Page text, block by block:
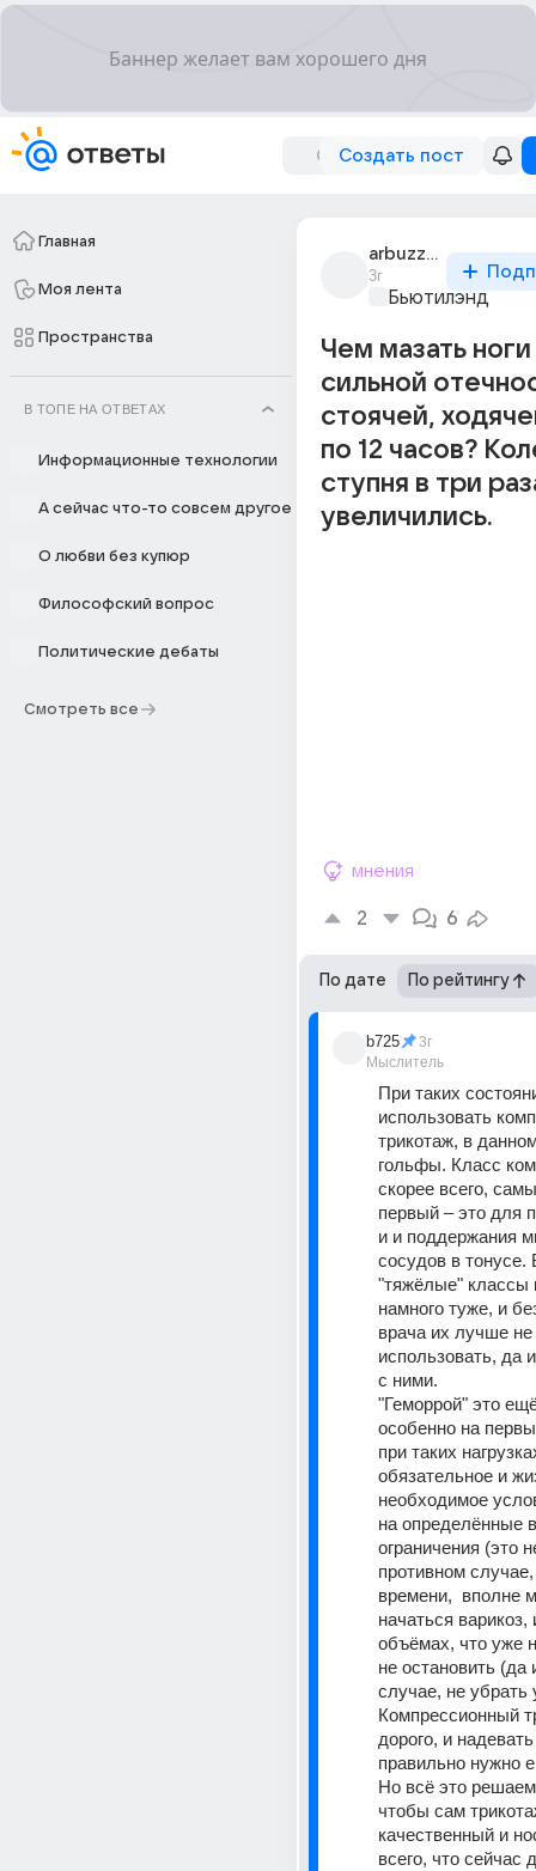
Создать пост
Главная
Моя лента
Пространства
В ТОПЕ НА ОТВЕТАХ
Информационные технологии
А сейчас что-то совсем другое
О любви без купюр
Философский вопрос
Политические дебаты
Смотреть все
arbuzz60kg
3г
Бьютилэнд
Чем мазать
сильной
стоячей,
по 12 часов?
ступня в три
увеличились.
мнения
2 6
По дате По рейтингу
b725
Мыслитель
3г
При таких
использовать
трикотаж, в
гольфы. Класс
скорее всего,
первый – это для
и и поддержания
сосудов в тонусе.
"тяжёлые" классы
намного туже, и
врача их лучше не
использовать, да
с ними.
"Геморрой" это
особенно на
при таких
обязательное и
необходимое
на определённые
ограничения (это
противном
времени,  вполне
начаться варикоз,
объёмах, что уже
не остановить (да
случае, не убрать
Компрессионный
дорого, и надевать
правильно нужно
Но всё это
чтобы сам
качественный и
всего, что сейчас